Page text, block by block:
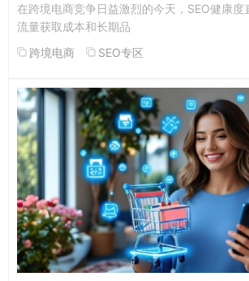
在跨境电商竞争日益激烈的今天，SEO健康度
流量获取成本和长期品
跨境电商
SEO专区